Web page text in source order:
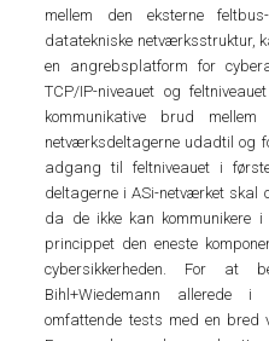
mellem den eksterne
datatekniske netværksstruktur,
en angrebsplatform for
TCP/IP-niveauet og
kommunikative brud
netværksdeltagerne udadtil og
adgang til feltniveauet i
deltagerne i ASi-netværket skal
da de ikke kan kommunikere
princippet den eneste
cybersikkerheden. For at
Bihl+Wiedemann allerede
omfattende tests med en bred